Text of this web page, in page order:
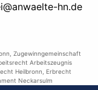
hn.de
Zugewinngemeinschaft
Arbeitszeugnis
Heilbronn
Erbrecht
Neckarsulm